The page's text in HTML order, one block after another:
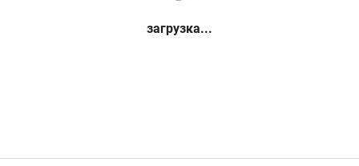
загрузка...